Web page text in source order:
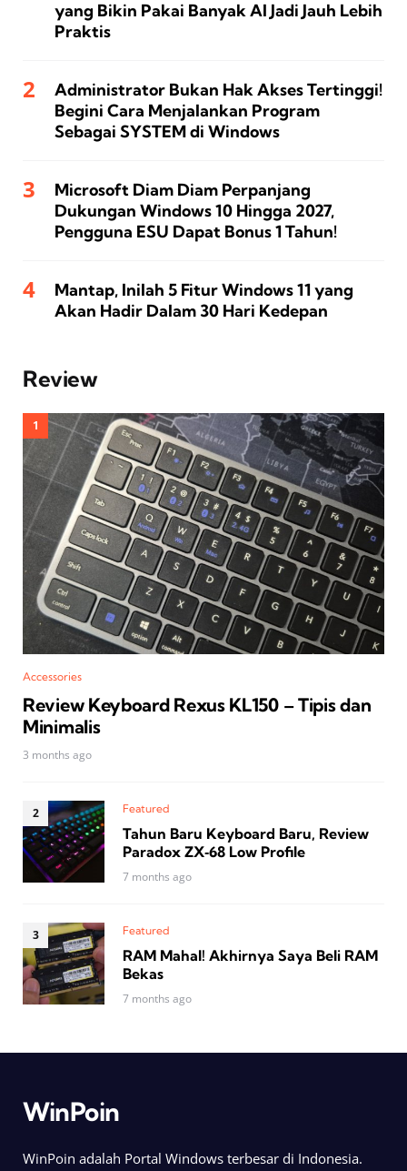
yang Bikin Pakai Banyak AI Jadi Jauh Lebih
Praktis
Administrator Bukan Hak Akses Tertinggi!
Begini Cara Menjalankan Program
Sebagai SYSTEM di Windows
Microsoft Diam Diam Perpanjang
Dukungan Windows 10 Hingga 2027,
Pengguna ESU Dapat Bonus 1 Tahun!
Mantap, Inilah 5 Fitur Windows 11 yang
Akan Hadir Dalam 30 Hari Kedepan
Review
Accessories
Review Keyboard Rexus KL150 – Tipis dan
Minimalis
3 months ago
Featured
Tahun Baru Keyboard Baru, Review
Paradox ZX‑68 Low Profile
7 months ago
Featured
RAM Mahal! Akhirnya Saya Beli RAM
Bekas
7 months ago
WinPoin
WinPoin adalah Portal Windows terbesar di Indonesia.